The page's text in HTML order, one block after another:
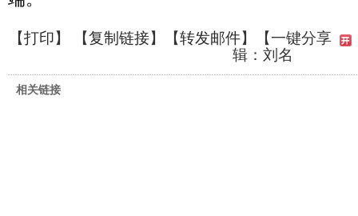
【打印】 【复制链接】【转发邮件】
【一键分享
辑：刘名
相关链接